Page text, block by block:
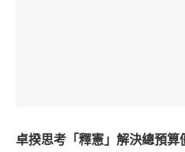
卓揆思考「釋憲」解決總預